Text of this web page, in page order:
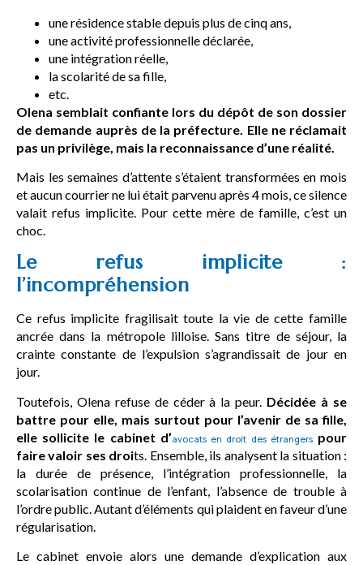
une résidence stable depuis plus de cinq ans,
une activité professionnelle déclarée,
une intégration réelle,
la scolarité de sa fille,
etc.
Olena semblait confiante lors du dépôt de son dossier
de demande auprès de la préfecture. Elle ne réclamait
pas un privilège, mais la reconnaissance d’une réalité.
Mais les semaines d’attente s’étaient transformées en mois
et aucun courrier ne lui était parvenu après 4 mois, ce silence
valait refus implicite. Pour cette mère de famille, c’est un
choc.
Le refus implicite :
l’incompréhension
Ce refus implicite fragilisait toute la vie de cette famille
ancrée dans la métropole lilloise. Sans titre de séjour, la
crainte constante de l’expulsion s’agrandissait de jour en
jour.
Toutefois, Olena refuse de céder à la peur. Décidée à se
battre pour elle, mais surtout pour l’avenir de sa fille,
elle sollicite le cabinet d’avocats en droit des étrangerspour
faire valoir ses droits. Ensemble, ils analysent la situation :
la durée de présence, l’intégration professionnelle, la
scolarisation continue de l’enfant, l’absence de trouble à
l’ordre public. Autant d’éléments qui plaident en faveur d’une
régularisation.
Le cabinet envoie alors une demande d’explication aux